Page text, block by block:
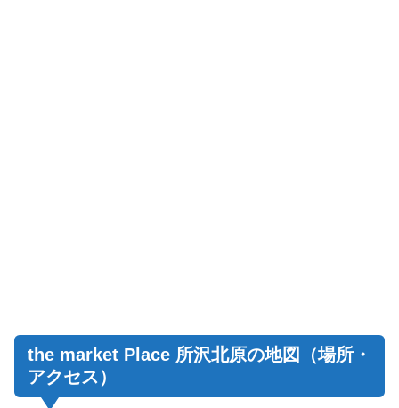
the market Place 所沢北原の地図（場所・
アクセス）